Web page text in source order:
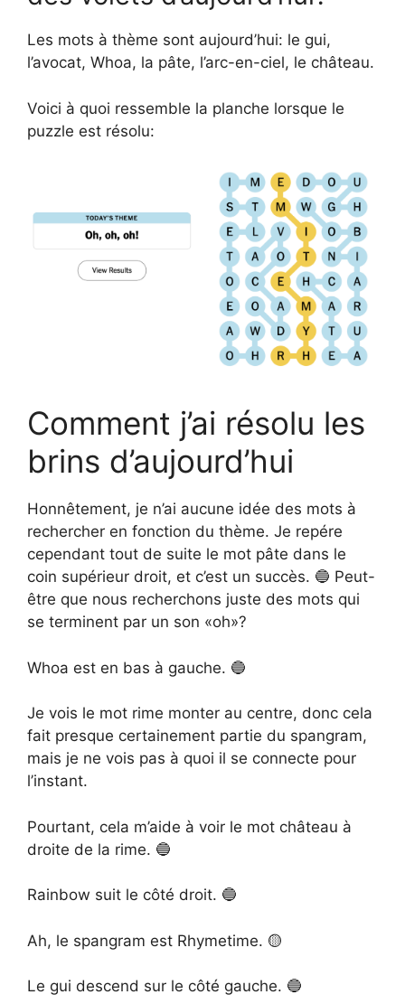
Les mots à thème sont aujourd’hui: le gui,
l’avocat, Whoa, la pâte, l’arc-en-ciel, le château.
Voici à quoi ressemble la planche lorsque le
puzzle est résolu:
Comment j’ai résolu les
brins d’aujourd’hui
Honnêtement, je n’ai aucune idée des mots à
rechercher en fonction du thème. Je repére
cependant tout de suite le mot pâte dans le
coin supérieur droit, et c’est un succès. 🔵 Peut-
être que nous recherchons juste des mots qui
se terminent par un son «oh»?
Whoa est en bas à gauche. 🔵
Je vois le mot rime monter au centre, donc cela
fait presque certainement partie du spangram,
mais je ne vois pas à quoi il se connecte pour
l’instant.
Pourtant, cela m’aide à voir le mot château à
droite de la rime. 🔵
Rainbow suit le côté droit. 🔵
Ah, le spangram est Rhymetime. 🟡
Le gui descend sur le côté gauche. 🔵